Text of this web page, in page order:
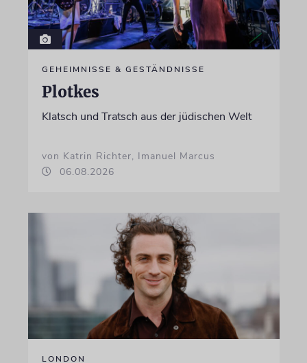
GEHEIMNISSE & GESTÄNDNISSE
Plotkes
Klatsch und Tratsch aus der jüdischen Welt
von Katrin Richter, Imanuel Marcus
06.08.2026
LONDON